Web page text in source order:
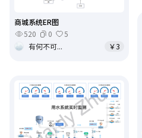
商城系统ER图
520
0
5
有何不可...
￥3